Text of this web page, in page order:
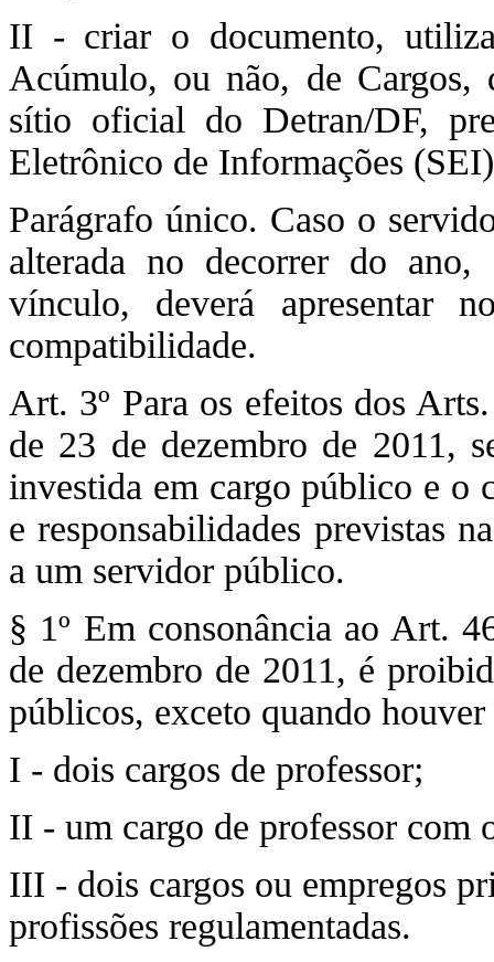
II - criar o documento,
Acúmulo, ou não, de
sítio oficial do Detran/DF,
Eletrônico de Informações
Parágrafo único. Caso o
alterada no decorrer do ano,
vínculo, deverá apresentar
compatibilidade.
Art. 3º Para os efeitos dos
de 23 de dezembro de 2011,
investida em cargo público e o
e responsabilidades previstas
a um servidor público.
§ 1º Em consonância ao Art.
de dezembro de 2011, é
públicos, exceto quando
I - dois cargos de professor;
II - um cargo de professor com
III - dois cargos ou empregos
profissões regulamentadas.